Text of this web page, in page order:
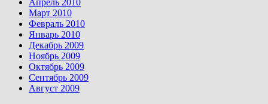
Апрель 2010
Март 2010
Февраль 2010
Январь 2010
Декабрь 2009
Ноябрь 2009
Октябрь 2009
Сентябрь 2009
Август 2009